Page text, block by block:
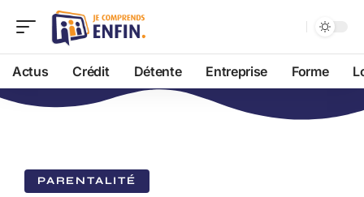
Actus Crédit Détente Entreprise Forme
PARENTALITÉ